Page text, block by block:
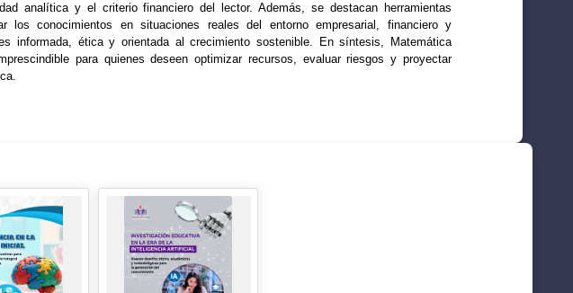
analítica y el criterio financiero del lector. Además, se destacan herramientas
los conocimientos en situaciones reales del entorno empresarial, financiero y
informada, ética y orientada al crecimiento sostenible. En síntesis, Matemática
para quienes deseen optimizar recursos, evaluar riesgos y proyectar